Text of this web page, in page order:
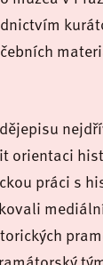
orientaci
práci s